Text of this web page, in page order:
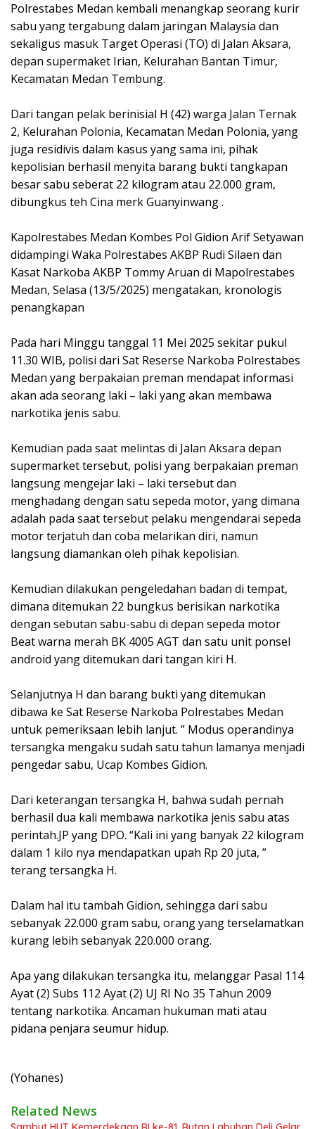
Polrestabes Medan kembali menangkap seorang kurir
sabu yang tergabung dalam jaringan Malaysia dan
sekaligus masuk Target Operasi (TO) di Jalan Aksara,
depan supermaket Irian, Kelurahan Bantan Timur,
Kecamatan Medan Tembung.
Dari tangan pelak berinisial H (42) warga Jalan Ternak
2, Kelurahan Polonia, Kecamatan Medan Polonia, yang
juga residivis dalam kasus yang sama ini, pihak
kepolisian berhasil menyita barang bukti tangkapan
besar sabu seberat 22 kilogram atau 22.000 gram,
dibungkus teh Cina merk Guanyinwang .
Kapolrestabes Medan Kombes Pol Gidion Arif Setyawan
didampingi Waka Polrestabes AKBP Rudi Silaen dan
Kasat Narkoba AKBP Tommy Aruan di Mapolrestabes
Medan, Selasa (13/5/2025) mengatakan, kronologis
penangkapan
Pada hari Minggu tanggal 11 Mei 2025 sekitar pukul
11.30 WIB, polisi dari Sat Reserse Narkoba Polrestabes
Medan yang berpakaian preman mendapat informasi
akan ada seorang laki – laki yang akan membawa
narkotika jenis sabu.
Kemudian pada saat melintas di Jalan Aksara depan
supermarket tersebut, polisi yang berpakaian preman
langsung mengejar laki – laki tersebut dan
menghadang dengan satu sepeda motor, yang dimana
adalah pada saat tersebut pelaku mengendarai sepeda
motor terjatuh dan coba melarikan diri, namun
langsung diamankan oleh pihak kepolisian.
Kemudian dilakukan pengeledahan badan di tempat,
dimana ditemukan 22 bungkus berisikan narkotika
dengan sebutan sabu-sabu di depan sepeda motor
Beat warna merah BK 4005 AGT dan satu unit ponsel
android yang ditemukan dari tangan kiri H.
Selanjutnya H dan barang bukti yang ditemukan
dibawa ke Sat Reserse Narkoba Polrestabes Medan
untuk pemeriksaan lebih lanjut. ” Modus operandinya
tersangka mengaku sudah satu tahun lamanya menjadi
pengedar sabu, Ucap Kombes Gidion.
Dari keterangan tersangka H, bahwa sudah pernah
berhasil dua kali membawa narkotika jenis sabu atas
perintah.JP yang DPO. “Kali ini yang banyak 22 kilogram
dalam 1 kilo nya mendapatkan upah Rp 20 juta, ”
terang tersangka H.
Dalam hal itu tambah Gidion, sehingga dari sabu
sebanyak 22.000 gram sabu, orang yang terselamatkan
kurang lebih sebanyak 220.000 orang.
Apa yang dilakukan tersangka itu, melanggar Pasal 114
Ayat (2) Subs 112 Ayat (2) UJ RI No 35 Tahun 2009
tentang narkotika. Ancaman hukuman mati atau
pidana penjara seumur hidup.
(Yohanes)
Related News